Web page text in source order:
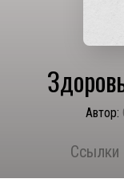
Автор:
Ссылки